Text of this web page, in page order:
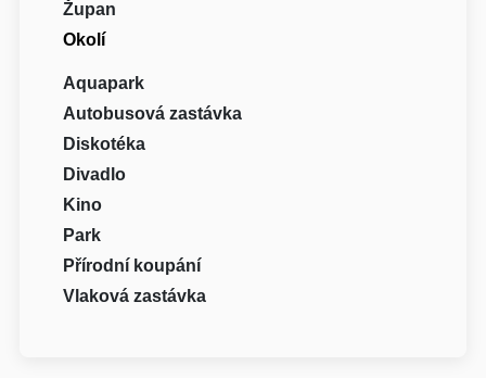
Župan
Okolí
Aquapark
Autobusová zastávka
Diskotéka
Divadlo
Kino
Park
Přírodní koupání
Vlaková zastávka